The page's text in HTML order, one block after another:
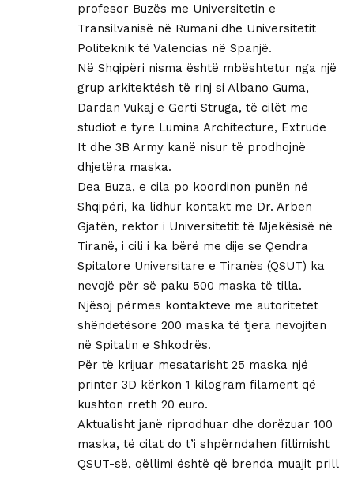
profesor Buzës me Universitetin e
Transilvanisë në Rumani dhe Universitetit
Politeknik të Valencias në Spanjë.
Në Shqipëri nisma është mbështetur nga një
grup arkitektësh të rinj si Albano Guma,
Dardan Vukaj e Gerti Struga, të cilët me
studiot e tyre Lumina Architecture, Extrude
It dhe 3B Army kanë nisur të prodhojnë
dhjetëra maska.
Dea Buza, e cila po koordinon punën në
Shqipëri, ka lidhur kontakt me Dr. Arben
Gjatën, rektor i Universitetit të Mjekësisë në
Tiranë, i cili i ka bërë me dije se Qendra
Spitalore Universitare e Tiranës (QSUT) ka
nevojë për së paku 500 maska të tilla.
Njësoj përmes kontakteve me autoritetet
shëndetësore 200 maska të tjera nevojiten
në Spitalin e Shkodrës.
Për të krijuar mesatarisht 25 maska një
printer 3D kërkon 1 kilogram filament që
kushton rreth 20 euro.
Aktualisht janë riprodhuar dhe dorëzuar 100
maska, të cilat do t’i shpërndahen fillimisht
QSUT-së, qëllimi është që brenda muajit prill